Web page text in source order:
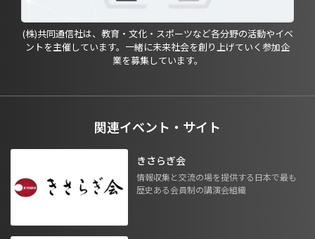
(株)共同通信社は、教育・文化・スポーツなど各分野の活動やイベ
ントを主催しています。一緒に未来社会を創り上げていく参加企
業を募集しています。
関連イベント・サイト
きさらぎ会
情報収集と交流の場を提供する日本で最も
歴史ある会員制の講演会組織